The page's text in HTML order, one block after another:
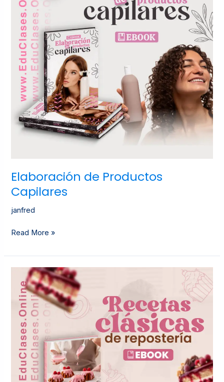
Elaboración de Productos
Capilares
janfred
Read More »
Recetas
Clásicas
De
Repostería